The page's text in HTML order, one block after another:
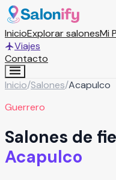
InicioExplorar salonesMi
Viajes
Contacto
Inicio/Salones/Acapulco
Guerrero
Salones de
Acapulco